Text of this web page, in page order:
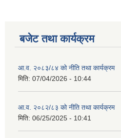
बजेट तथा कार्यक्रम
आ.व. २०८३/८४ को नीति तथा कार्यक्रम
मिति: 07/04/2026 - 10:44
आ.व. २०८२/८३ को नीति तथा कार्यक्रम
मिति: 06/25/2025 - 10:41